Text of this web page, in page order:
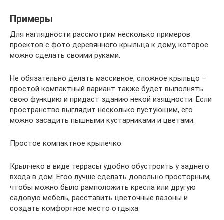
Примеры
Для наглядности рассмотрим несколько примеров
проектов с фото деревянного крыльца к дому, которое
можно сделать своими руками.
Не обязательно делать массивное, сложное крыльцо –
простой компактный вариант также будет выполнять
свою функцию и придаст зданию некой изящности. Если
пространство выглядит несколько пустующим, его
можно засадить пышными кустарниками и цветами.
Простое компактное крылечко.
Крылчеко в виде террасы удобно обустроить у заднего
входа в дом. Егоо лучше сделать довольно просторным,
чтобы можно было рамположить кресла или другую
садовую мебель, расставить цветочные вазоны и
создать комфортное место отдыха.